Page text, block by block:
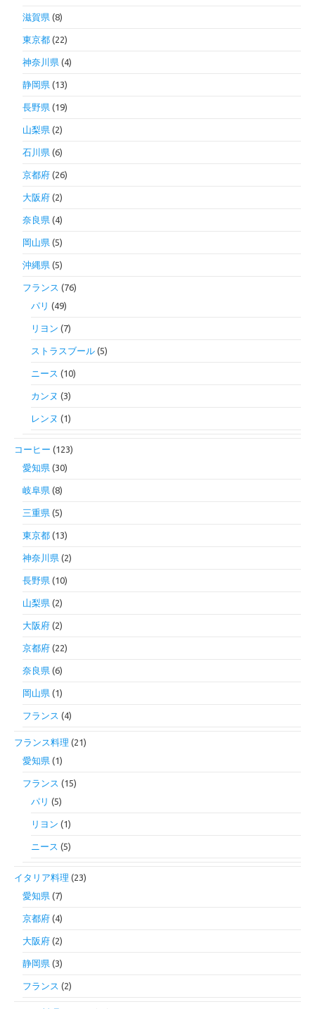
滋賀県 (8)
東京都 (22)
神奈川県 (4)
静岡県 (13)
長野県 (19)
山梨県 (2)
石川県 (6)
京都府 (26)
大阪府 (2)
奈良県 (4)
岡山県 (5)
沖縄県 (5)
フランス (76)
パリ (49)
リヨン (7)
ストラスブール (5)
ニース (10)
カンヌ (3)
レンヌ (1)
コーヒー (123)
愛知県 (30)
岐阜県 (8)
三重県 (5)
東京都 (13)
神奈川県 (2)
長野県 (10)
山梨県 (2)
大阪府 (2)
京都府 (22)
奈良県 (6)
岡山県 (1)
フランス (4)
フランス料理 (21)
愛知県 (1)
フランス (15)
パリ (5)
リヨン (1)
ニース (5)
イタリア料理 (23)
愛知県 (7)
京都府 (4)
大阪府 (2)
静岡県 (3)
フランス (2)